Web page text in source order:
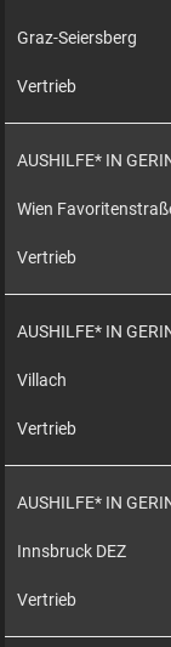
Graz-Seiersberg
Vertrieb
AUSHILFE* IN
Wien
Vertrieb
AUSHILFE* IN
Villach
Vertrieb
AUSHILFE* IN
Innsbruck DEZ
Vertrieb